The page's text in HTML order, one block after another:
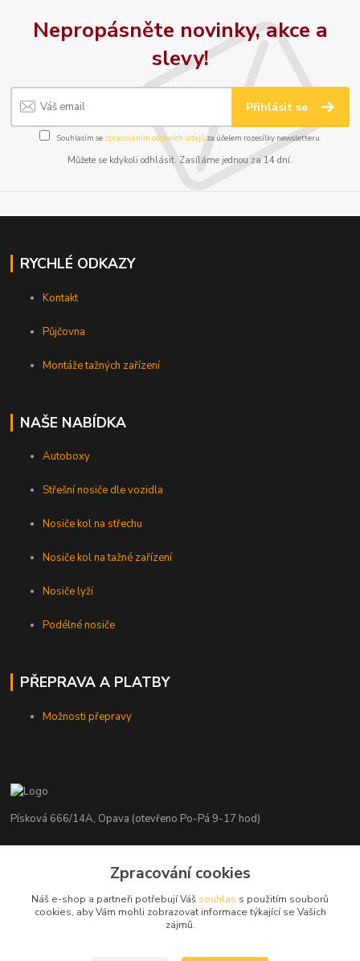
Nepropásněte novinky, akce a
slevy!
Přihlásit se
Souhlasím se zpracováním osobních údajůza účelem rozesílky newsletteru.
Můžete se kdykoli odhlásit. Zasíláme jednou za 14 dní.
RYCHLÉ ODKAZY
Kontakt
Půjčovna
Montáže tažných zařízení
NAŠE NABÍDKA
Autoboxy
Střešní nosiče dle vozidla
Nosiče kol na střechu
Nosiče kol na tažné zařízení
Nosiče lyží
Podélné nosiče
PŘEPRAVA A PLATBY
Možnosti přepravy
Písková 666/14A, Opava (otevřeno Po-Pá 9-17 hod)
+420 776 839 986
info@nosice.com
Zpracování cookies
Náš e-shop a partneři potřebují Váš souhlas s použitím souborů
cookies, aby Vám mohli zobrazovat informace týkající se Vašich
zájmů.